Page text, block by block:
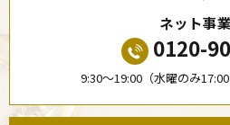
ネット事
0120-
9:30〜19:00（水曜のみ